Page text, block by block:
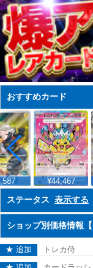
おすすめカード
¥44,467
ステータス 表示する
ショップ別価格情報【
★ 追加 トレカ侍